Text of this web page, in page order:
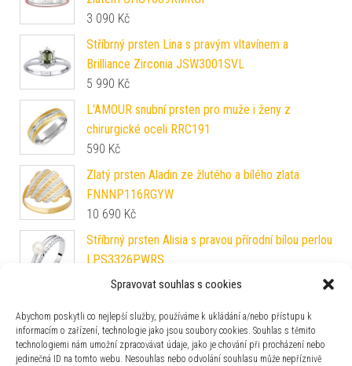
Spravovat souhlas s cookies
Abychom poskytli co nejlepší služby, používáme k ukládání a/nebo přístupu k
informacím o zařízení, technologie jako jsou soubory cookies. Souhlas s těmito
technologiemi nám umožní zpracovávat údaje, jako je chování při procházení nebo
jedinečná ID na tomto webu. Nesouhlas nebo odvolání souhlasu může nepříznivě
3 090 Kč
Stříbrný prsten Lina s pravým vltavínem a
Brilliance Zirconia JSW3001SVL
5 990 Kč
L'AMOUR snubní prsten pro muže i ženy z
chirurgické oceli RRC191
590 Kč
Zlatý prsten Aladin ze žlutého a bílého zlata
FNNNP116RGYW
10 690 Kč
Stříbrný prsten Alisia s pravou přírodní bílou perlou
LPS3326PWRS
1 490Kč
FNNNR273RGY
12 990Kč